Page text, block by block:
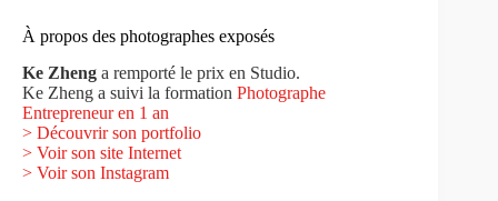
À propos des photographes exposés
Ke Zheng a remporté le prix en Studio.
Ke Zheng a suivi la formation Photographe
Entrepreneur en 1 an
> Découvrir son portfolio
> Voir son site Internet
> Voir son Instagram